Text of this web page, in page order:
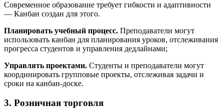
Современное образование требует гибкости и адаптивности
— Канбан создан для этого.
Планировать учебный процесс. Преподаватели могут
использовать канбан для планирования уроков, отслеживания
прогресса студентов и управления дедлайнами;
Управлять проектами. Студенты и преподаватели могут
координировать групповые проекты, отслеживая задачи и
сроки на канбан-доске.
3. Розничная торговля